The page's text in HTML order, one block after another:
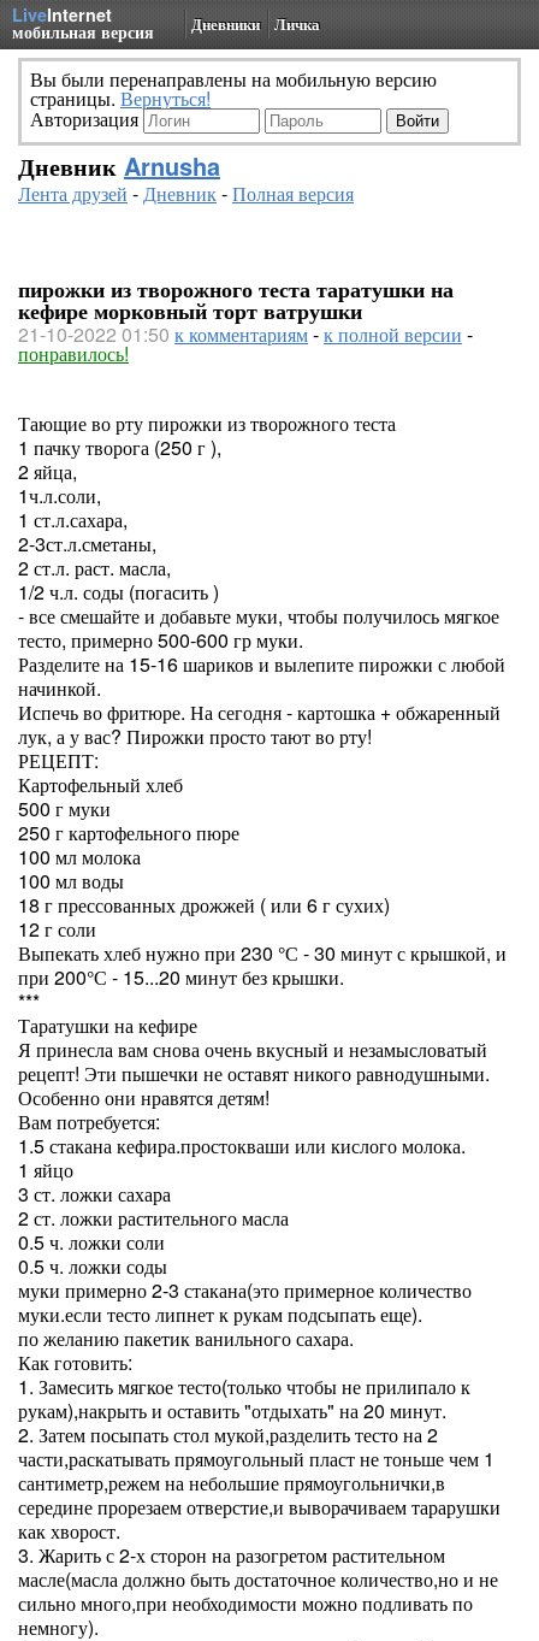
LiveInternet
мобильная версия Дневники Личка
Вы были перенаправлены на мобильную версию
страницы. Вернуться!
Авторизация
Дневник Arnusha
Лента друзей -Дневник-Полная версия
пирожки из творожного теста таратушки на
кефире морковный торт ватрушки
21-10-2022 01:50 к комментариям-к полной версии -
понравилось!
Тающие во рту пирожки из творожного теста
1 пачку творога (250 г ),
2 яйца,
1ч.л.соли,
1 ст.л.сахара,
2-3ст.л.сметаны,
2 ст.л. раст. масла,
1/2 ч.л. соды (погасить )
- все смешайте и добавьте муки, чтобы получилось мягкое
тесто, примерно 500-600 гр муки.
Разделите на 15-16 шариков и вылепите пирожки с любой
начинкой.
Испечь во фритюре. На сегодня - картошка + обжаренный
лук, а у вас? Пирожки просто тают во рту!
РЕЦЕПТ:
Картофельный хлеб
500 г муки
250 г картофельного пюре
100 мл молока
100 мл воды
18 г прессованных дрожжей ( или 6 г сухих)
12 г соли
Выпекать хлеб нужно при 230 °С - 30 минут с крышкой, и
при 200°С - 15...20 минут без крышки.
***
Таратушки на кефире
Я принесла вам снова очень вкусный и незамысловатый
рецепт! Эти пышечки не оставят никого равнодушными.
Особенно они нравятся детям!
Вам потребуется:
1.5 стакана кефира.простокваши или кислого молока.
1 яйцо
3 ст. ложки сахара
2 ст. ложки растительного масла
0.5 ч. ложки соли
0.5 ч. ложки соды
муки примерно 2-3 стакана(это примерное количество
муки.если тесто липнет к рукам подсыпать еще).
по желанию пакетик ванильного сахара.
Как готовить:
1. Замесить мягкое тесто(только чтобы не прилипало к
рукам),накрыть и оставить "отдыхать" на 20 минут.
2. Затем посыпать стол мукой,разделить тесто на 2
части,раскатывать прямоугольный пласт не тоньше чем 1
сантиметр,режем на небольшие прямоугольнички,в
середине прорезаем отверстие,и выворачиваем тарарушки
как хворост.
3. Жарить с 2-х сторон на разогретом растительном
масле(масла должно быть достаточное количество,но и не
сильно много,при необходимости можно подливать по
немногу).